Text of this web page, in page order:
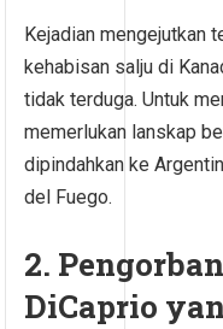
Kejadian mengejutkan
kehabisan salju di
tidak terduga. Untuk
memerlukan lanskap
dipindahkan ke
del Fuego.
2.
DiCaprio